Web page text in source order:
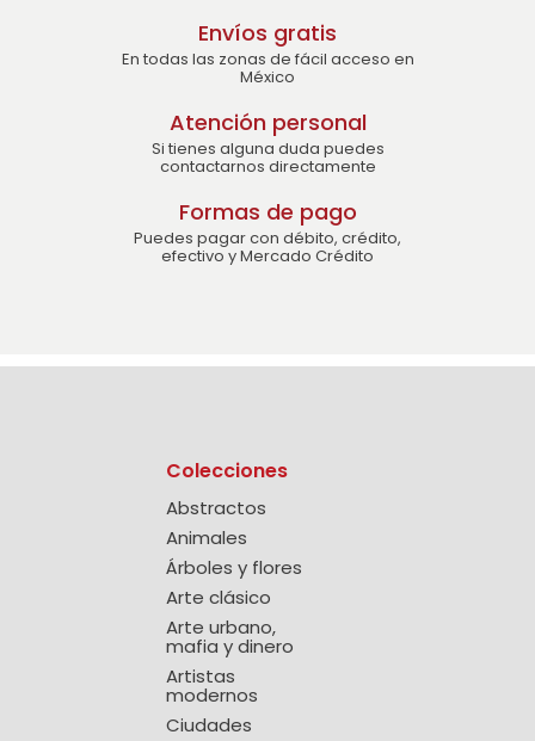
Envíos gratis
En todas las zonas de fácil acceso en
México
Atención personal
Si tienes alguna duda puedes
contactarnos directamente
Formas de pago
Puedes pagar con débito, crédito,
efectivo y Mercado Crédito
Colecciones
Abstractos
Animales
Árboles y flores
Arte clásico
Arte urbano,
mafia y dinero
Artistas
modernos
Ciudades